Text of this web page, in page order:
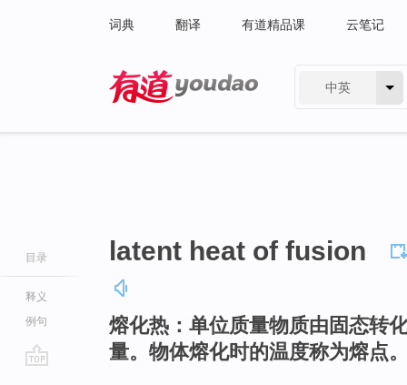
词典 翻译 有道精品课 云笔记
中英
目录
释义
例句
latent heat of fusion
熔化热：单位质量物质由固态转
量。物体熔化时的温度称为熔点